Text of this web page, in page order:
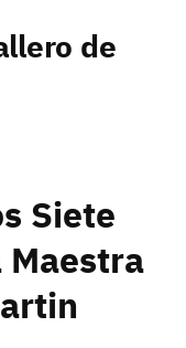
de
Siete
Maestra